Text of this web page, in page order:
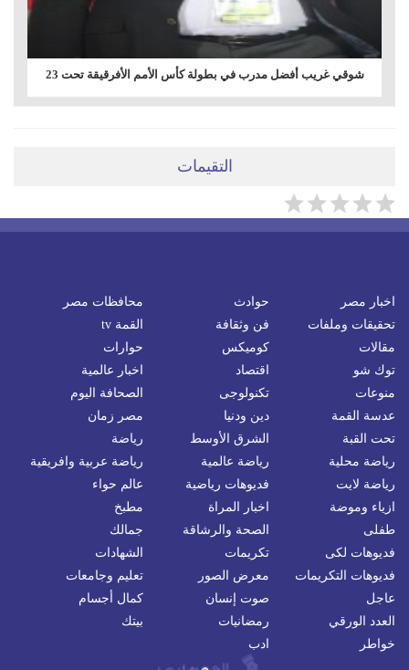
شوقي غريب أفضل مدرب في بطولة كأس الأمم الأفرقيقة تحت 23
التقيمات
اخبار مصر حوادث
محافظات مصر
تحقيقات وملفات
فن وثقافة
القمة tv
مقالات
كوميكس
حوارات
توك شو
اقتصاد
اخبار عالمية
منوعات
تكنولوجى
الصحافة اليوم
عدسة القمة
دين ودنيا
مصر زمان
تحت القبة
الشرق الأوسط
رياضة
رياضة محلية
رياضة عالمية
رياضة عربية وافريقية
رياضة لايت
فديوهات رياضية
عالم حواء
ازياء وموضة
اخبار المراة
مطبخ
طفلى
الصحة والرشاقة
جمالك
فديوهات لكى
تكريمات
الشهادات
فديوهات التكريمات
معرض الصور
تعليم وجامعات
عاجل
صوت إنسان
كمال أجسام
العدد الورقي
رمضانيات
بيتك
خواطر
ادب